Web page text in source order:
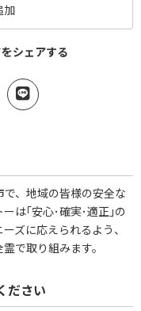
加
シェアする
、地域の皆様の安全な
は｢安心･確実･適正｣の
ズに応えられるよう、
で取り組みます。
ださい